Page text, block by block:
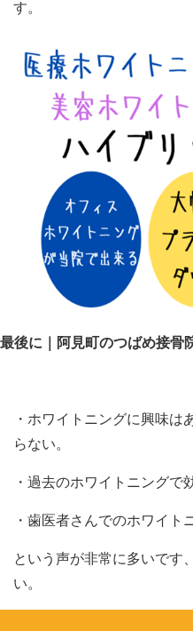
す。
最後に｜阿見町のつばめ接骨
・ホワイトニングに興味は
らない。
・過去のホワイトニングで
・歯医者さんでのホワイト
という声が非常に多いです
い。